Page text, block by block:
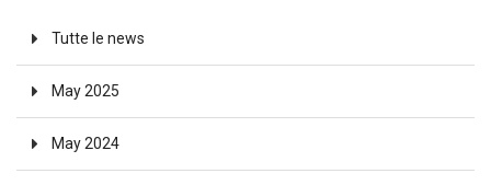
Tutte le news
May 2025
May 2024